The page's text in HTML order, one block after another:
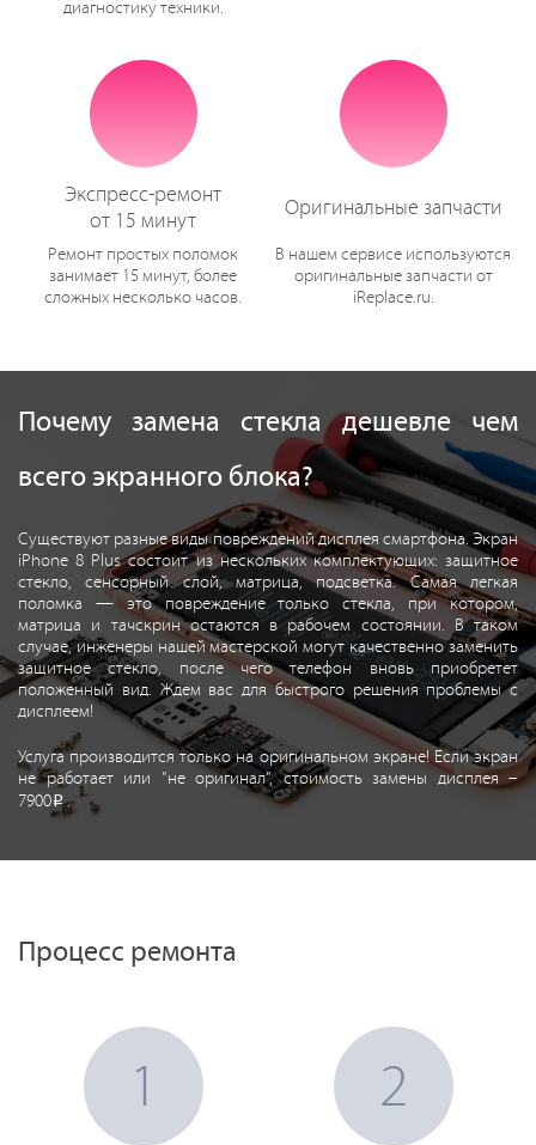
диагностику техники.
Экспресс-ремонт
от 15 минут
Ремонт простых поломок
занимает 15 минут, более
сложных несколько часов.
Оригинальные запчасти
В нашем сервисе используются
оригинальные запчасти от
iReplace.ru.
Почему замена стекла дешевле чем
всего экранного блока?
Существуют разные виды повреждений дисплея смартфона. Экран
iPhone 8 Plus состоит из нескольких комплектующих: защитное
стекло, сенсорный слой, матрица, подсветка. Самая легкая
поломка — это повреждение только стекла, при котором,
матрица и тачскрин остаются в рабочем состоянии. В таком
случае, инженеры нашей мастерской могут качественно заменить
защитное стекло, после чего телефон вновь приобретет
положенный вид. Ждем вас для быстрого решения проблемы с
дисплеем!
Услуга производится только на оригинальном экране! Если экран
не работает или "не оригинал", стоимость замены дисплея –
7900Р .
Процесс ремонта
1 2